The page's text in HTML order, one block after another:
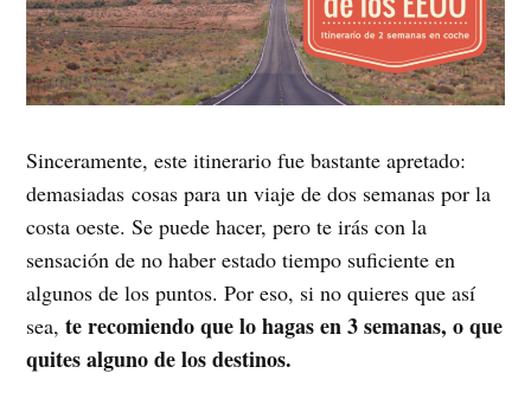
Sinceramente, este itinerario fue bastante apretado:
demasiadas cosas para un viaje de dos semanas por la
costa oeste. Se puede hacer, pero te irás con la
sensación de no haber estado tiempo suficiente en
algunos de los puntos. Por eso, si no quieres que así
sea,te recomiendo que lo hagas en 3 semanas, o que
quites alguno de los destinos.